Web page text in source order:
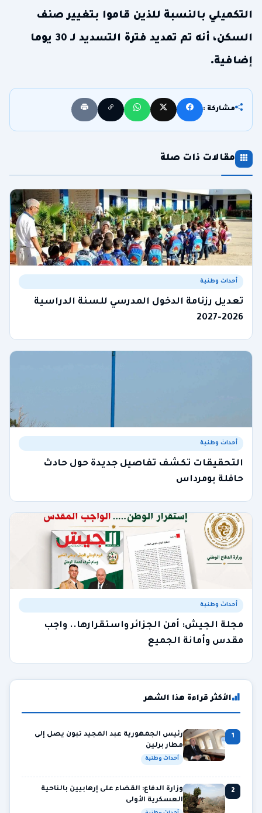
التكميلي بالنسبة للذين قاموا بتغيير صنف
السكن، أنه تم تمديد فترة التسديد لـ 30 يوما
إضافية.
مشاركة :
مقالات ذات صلة
أحداث وطنية
تعديل رزنامة الدخول المدرسي للسنة الدراسية
2026-2027
أحداث وطنية
التحقيقات تكشف تفاصيل جديدة حول حادث
حافلة بومرداس
أحداث وطنية
مجلة الجيش: أمن الجزائر واستقرارها.. واجب
مقدس وأمانة الجميع
الأكثر قراءة هذا الشهر
1
رئيس الجمهورية عبد المجيد تبون يصل إلى
مطار برلين
أحداث وطنية
2
وزارة الدفاع: القضاء على إرهابيين بالناحية
العسكرية الأولى